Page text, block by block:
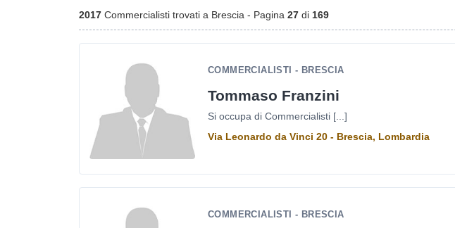
2017 Commercialisti trovati a Brescia - Pagina 27 di 169
COMMERCIALISTI - BRESCIA
Tommaso Franzini
Si occupa di Commercialisti [...]
Via Leonardo da Vinci 20 - Brescia, Lombardia
COMMERCIALISTI - BRESCIA